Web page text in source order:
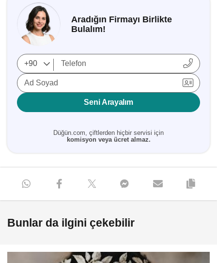
Aradığın Firmayı Birlikte
Bulalım!
Ad Soyad
Seni Arayalım
Düğün.com, çiftlerden hiçbir servisi için
komisyon veya ücret almaz.
Bunlar da ilgini çekebilir